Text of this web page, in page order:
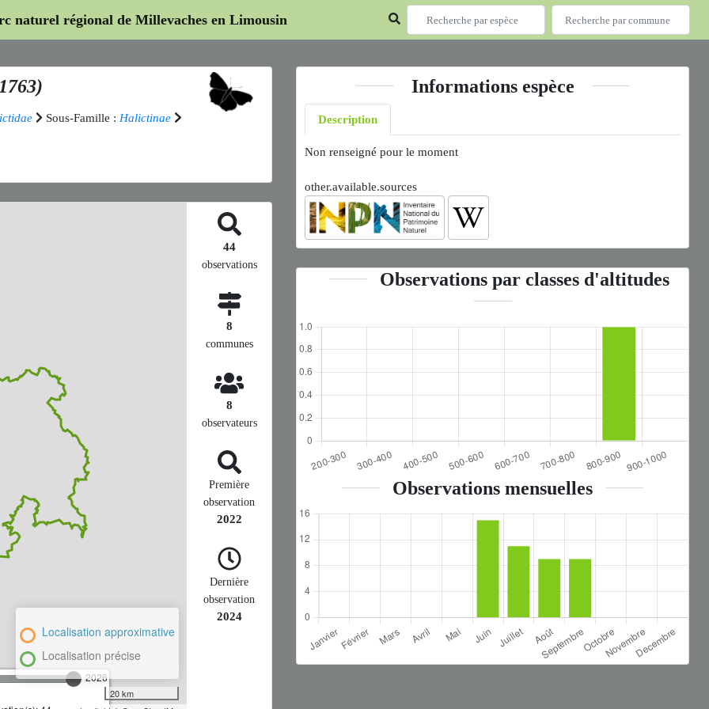
naturel régional de Millevaches en Limousin
Sous-Famille : Halictinae
2026
Localisation approximative
Localisation précise
20 km
44
observations
8
communes
8
observateurs
Première
observation
2022
Dernière
observation
2024
Informations espèce
Description
Non renseigné pour le moment
other.available.sources
Observations par classes d'altitudes
Observations mensuelles